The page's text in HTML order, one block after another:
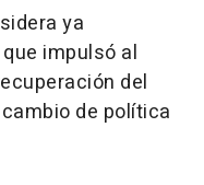
ya
impulsó al
del
de política